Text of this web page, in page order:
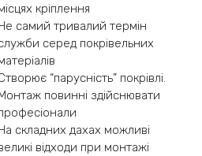
кріплення
самий тривалий термін
серед покрівельних
“парусність” покрівлі.
повинні здійснювати
складних дахах можливі
відходи при монтажі